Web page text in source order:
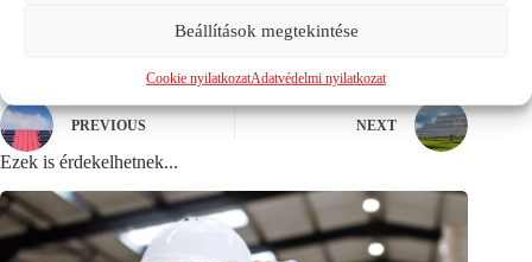
Beállítások megtekintése
Cookie nyilatkozatAdatvédelmi nyilatkozat
PREVIOUS NEXT
Ezek is érdekelhetnek...